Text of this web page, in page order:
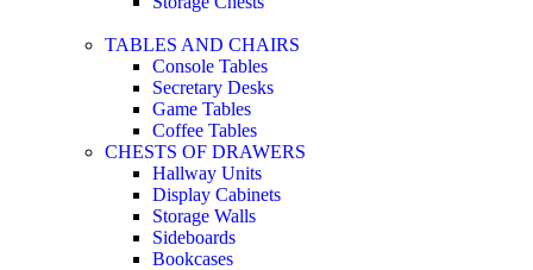
TABLES AND CHAIRS
Console Tables
Secretary Desks
Game Tables
Coffee Tables
CHESTS OF DRAWERS
Hallway Units
Display Cabinets
Storage Walls
Sideboards
Bookcases